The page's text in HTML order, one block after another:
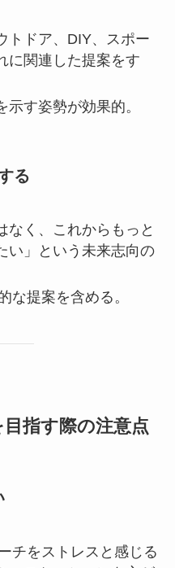
トドア、DIY、スポー
に関連した提案をす
す姿勢が効果的。
る
なく、これからもっと
い」という未来志向の
な提案を含める。
指す際の注意点
チをストレスと感じる